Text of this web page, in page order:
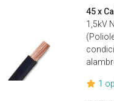
45 x
1,5kV
1